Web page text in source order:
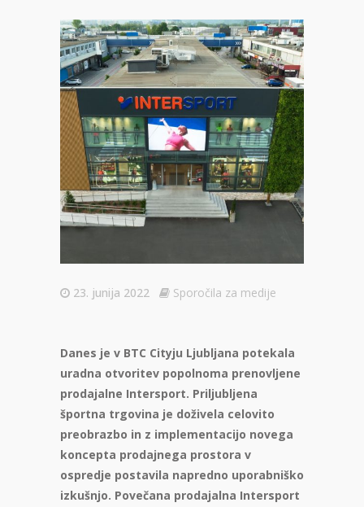
23. junija 2022 Sporočila za medije
Danes je v BTC Cityju Ljubljana potekala
uradna otvoritev popolnoma prenovljene
prodajalne Intersport. Priljubljena
športna trgovina je doživela celovito
preobrazbo in z implementacijo novega
koncepta prodajnega prostora v
ospredje postavila napredno uporabniško
izkušnjo. Povečana prodajalna Intersport